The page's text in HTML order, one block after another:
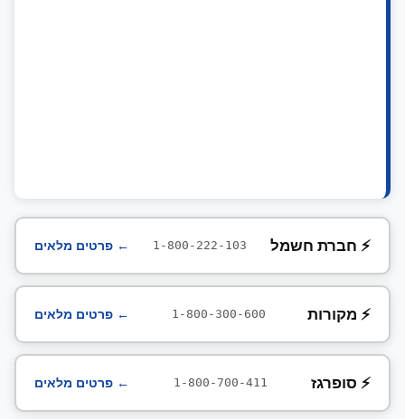
⚡ חברת חשמל 1-800-222-103 ← פרטים מלאים
⚡ מקורות 1-800-300-600 ← פרטים מלאים
⚡ סופרגז 1-800-700-411 ← פרטים מלאים